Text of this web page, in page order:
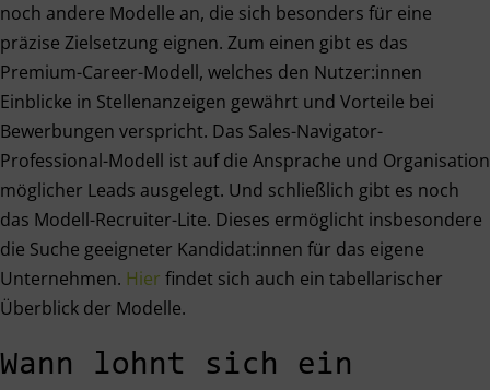
noch andere Modelle an, die sich besonders für eine
präzise Zielsetzung eignen. Zum einen gibt es das
Premium-Career-Modell, welches den Nutzer:innen
Einblicke in Stellenanzeigen gewährt und Vorteile bei
Bewerbungen verspricht. Das Sales-Navigator-
Professional-Modell ist auf die Ansprache und Organisation
möglicher Leads ausgelegt. Und schließlich gibt es noch
das Modell-Recruiter-Lite. Dieses ermöglicht insbesondere
die Suche geeigneter Kandidat:innen für das eigene
Unternehmen. Hier findet sich auch ein tabellarischer
Überblick der Modelle.
Wann lohnt sich ein